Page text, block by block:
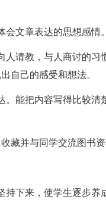
文章表达的思想感情。
人请教，与人商讨的
自己的感受和想法。
。能把内容写得比较
藏并与同学交流图书资
下来，使学生逐步养